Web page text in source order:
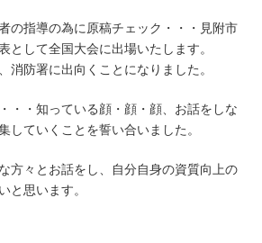
の指導の為に原稿チェック・・・見附市
として全国大会に出場いたします。
消防署に出向くことになりました。
・・知っている顔・顔・顔、お話をしな
していくことを誓い合いました。
方々とお話をし、自分自身の資質向上の
と思います。